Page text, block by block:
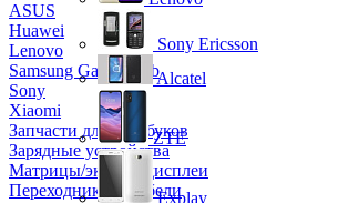
ASUS
Huawei
Lenovo
Samsung Galaxy Tab
Sony
Xiaomi
Запчасти для ноутбуков
Зарядные устройства
Матрицы/экраны/дисплеи
Переходники и кабели
Sony Ericsson
Alcatel
ZTE
Explay